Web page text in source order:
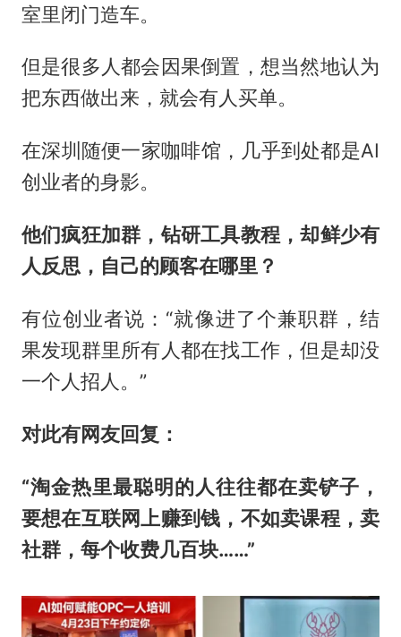
室里闭门造车。
但是很多人都会因果倒置，想当然地认为
把东西做出来，就会有人买单。
在深圳随便一家咖啡馆，几乎到处都是AI
创业者的身影。
他们疯狂加群，钻研工具教程，却鲜少有
人反思，自己的顾客在哪里？
有位创业者说：“就像进了个兼职群，结
果发现群里所有人都在找工作，但是却没
一个人招人。”
对此有网友回复：
“淘金热里最聪明的人往往都在卖铲子，
要想在互联网上赚到钱，不如卖课程，卖
社群，每个收费几百块……”